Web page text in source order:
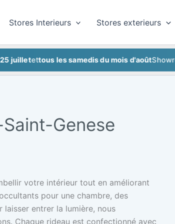
Stores Interieurs Stores exterieurs
ettous les samedis du mois d'août Showroom
Genese
votre intérieur tout en améliorant
pour une chambre, des
entrer la lumière, nous
Chaque rideau est confectionné avec